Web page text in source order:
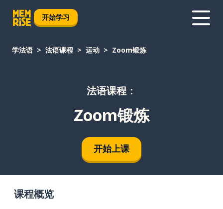
开始学习
学法语 法语课程 运动 Zoom锻炼
法语课程：
Zoom锻炼
开始上课
课程概览